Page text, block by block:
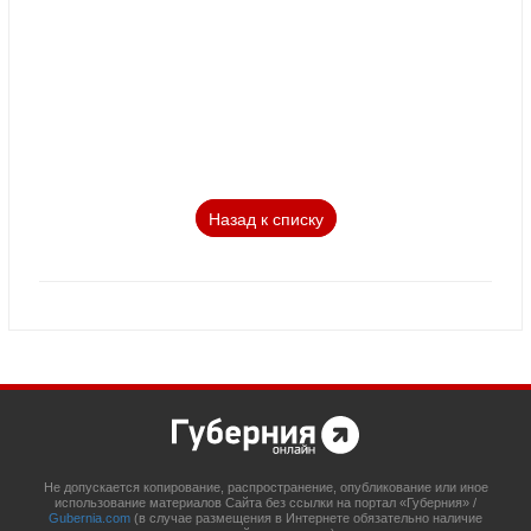
Назад к списку
Не допускается копирование, распространение, опубликование или иное
использование материалов Сайта без ссылки на портал «Губерния» /
Gubernia.com (в случае размещения в Интернете обязательно наличие